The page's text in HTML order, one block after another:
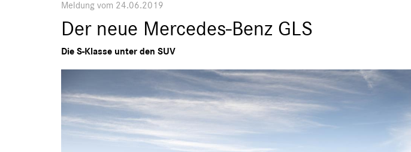
Meldung vom 24.06.2019
Der neue Mercedes-Benz GLS
Die S-Klasse unter den SUV